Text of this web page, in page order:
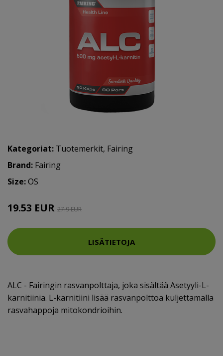
Kategoriat: Tuotemerkit, Fairing
Brand: Fairing
Size:OS
19.53 EUR 27.9 EUR
LISÄTIETOJA
ALC - Fairingin rasvanpolttaja, joka sisältää Asetyyli-L-
karnitiinia. L-karnitiini lisää rasvanpolttoa kuljettamalla
rasvahappoja mitokondrioihin.